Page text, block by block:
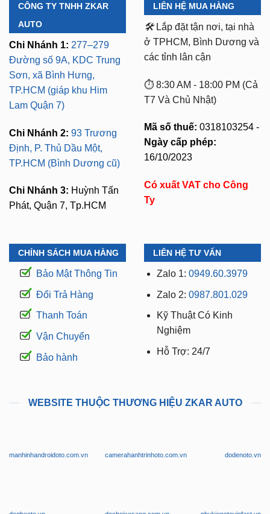
CÔNG TY TNHH ZKAR
AUTO
Chi Nhánh 1: 277–279
Đường số 9A, KDC Trung
Sơn, xã Bình Hưng,
TP.HCM (giáp khu Him
Lam Quận 7)
Chi Nhánh 2: 93 Trương
Định, P. Thủ Dầu Một,
TP.HCM (Bình Dương cũ)
Chi Nhánh 3: Huỳnh Tấn
Phát, Quận 7, Tp.HCM
LIÊN HỆ MUA HÀNG
🛠️ Lắp đặt tận nơi, tại nhà
ở TPHCM, Bình Dương và
các tỉnh lân cận
⏱️ 8:30 AM - 18:00 PM (Cả
T7 Và Chủ Nhật)
Mã số thuế: 0318103254 -
Ngày cấp phép:
16/10/2023
Có xuất VAT cho Công
Ty
CHÍNH SÁCH MUA HÀNG
Bảo Mật Thông Tin
Đổi Trả Hàng
Thanh Toán
Vận Chuyển
Bảo hành
LIÊN HỆ TƯ VẤN
Zalo 1: 0949.60.3979
Zalo 2: 0987.801.029
Kỹ Thuật Có Kinh
Nghiệm
Hỗ Trợ: 24/7
WEBSITE THUỘC THƯƠNG HIỆU ZKAR AUTO
manhinhandroidoto.com.vn camerahanhtrinhoto.com.vn dodenoto.vn